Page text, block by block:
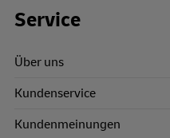
Footer Links
Service
Über uns
Kundenservice
Kundenmeinungen